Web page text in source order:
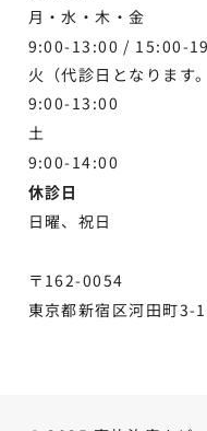
月・水・木・金
9:00-13:00 / 15:00-
火（代診日となります。
9:00-13:00
土
9:00-14:00
休診日
日曜、祝日
〒162-0054
東京都新宿区河田町3-